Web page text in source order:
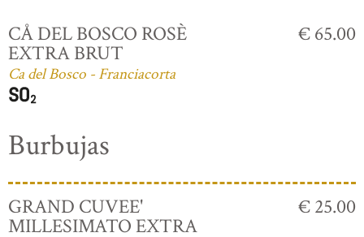
CÅ DEL BOSCO ROSÈ
EXTRA BRUT
Ca del Bosco - Franciacorta
€ 65.00
Burbujas
GRAND CUVEE'
MILLESIMATO EXTRA
€ 25.00